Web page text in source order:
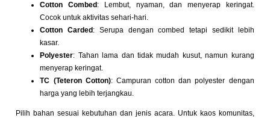
Cotton Combed : Lembut, nyaman, dan menyerap keringat.
Cocok untuk aktivitas sehari-hari.
Cotton Carded : Serupa dengan combed tetapi sedikit lebih
kasar.
Polyester: Tahan lama dan tidak mudah kusut, namun kurang
menyerap keringat.
TC (Teteron Cotton): Campuran cotton dan polyester dengan
harga yang lebih terjangkau.
Pilih bahan sesuai kebutuhan dan jenis acara. Untuk kaos komunitas,